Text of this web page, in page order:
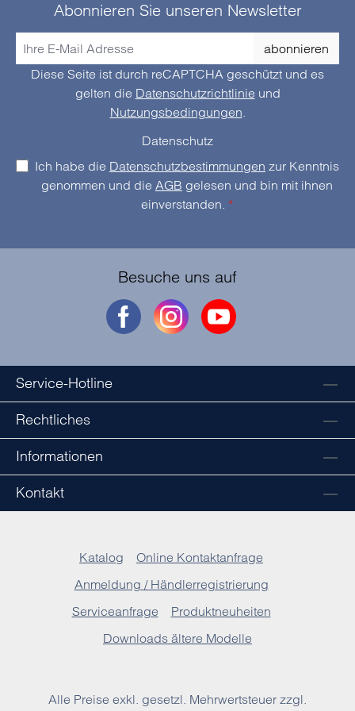
Abonnieren Sie unseren Newsletter
abonnieren
Diese Seite ist durch reCAPTCHA geschützt und es
gelten die Datenschutzrichtlinie und
Nutzungsbedingungen.
Datenschutz
Ich habe die Datenschutzbestimmungen zur Kenntnis
genommen und die AGB gelesen und bin mit ihnen
einverstanden. *
Besuche uns auf
Service-Hotline
Rechtliches
Informationen
Kontakt
Katalog
Online Kontaktanfrage
Anmeldung / Händlerregistrierung
Serviceanfrage
Produktneuheiten
Downloads ältere Modelle
Alle Preise exkl. gesetzl. Mehrwertsteuer zzgl.